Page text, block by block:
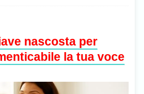
nascosta per
la tua voce